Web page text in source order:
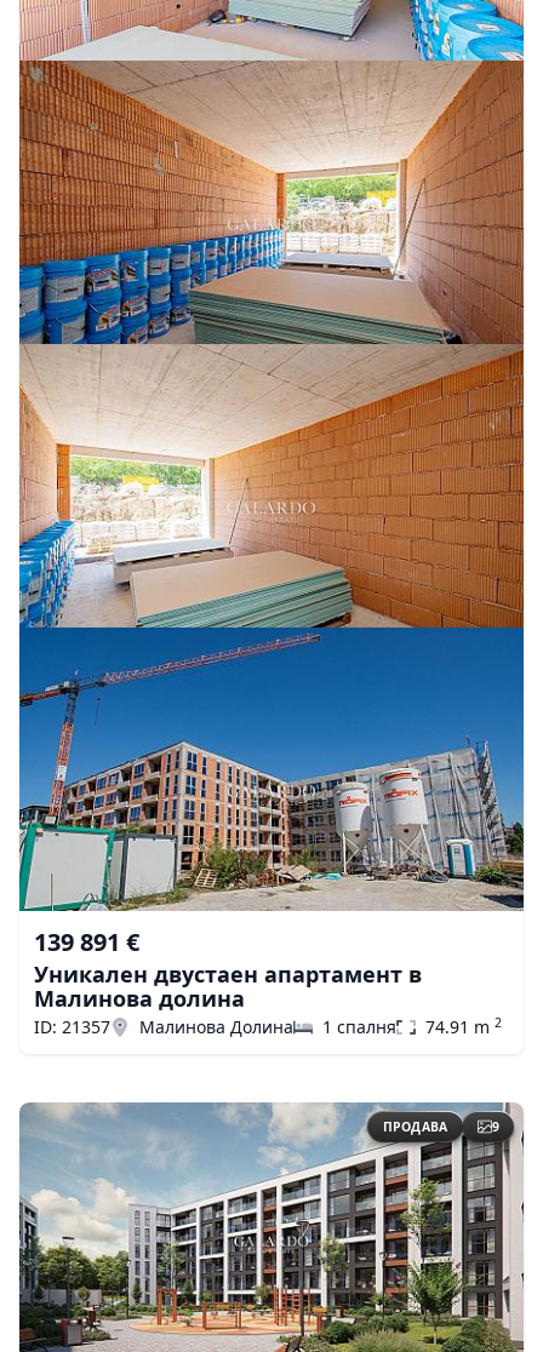
139 891 €
Уникален двустаен апартамент в
Малинова долина
ID: 21357 Малинова Долина 1 спалня 74.91 m 2
ПРОДАВА 9